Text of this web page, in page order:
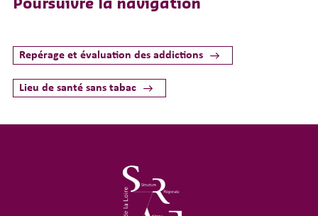
Poursuivre la navigation
Repérage et évaluation des addictions
Lieu de santé sans tabac